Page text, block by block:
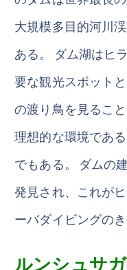
大規模多目的河川
ある。 ダム湖はヒ
要な観光スポット
の渡り鳥を見るこ
理想的な環境であ
でもある。 ダムの
発見され、これが
ーバダイビングの
ルンシュサ